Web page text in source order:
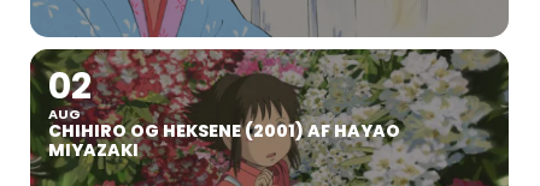
02
AUG
CHIHIRO OG HEKSENE (2001) AF HAYAO
MIYAZAKI